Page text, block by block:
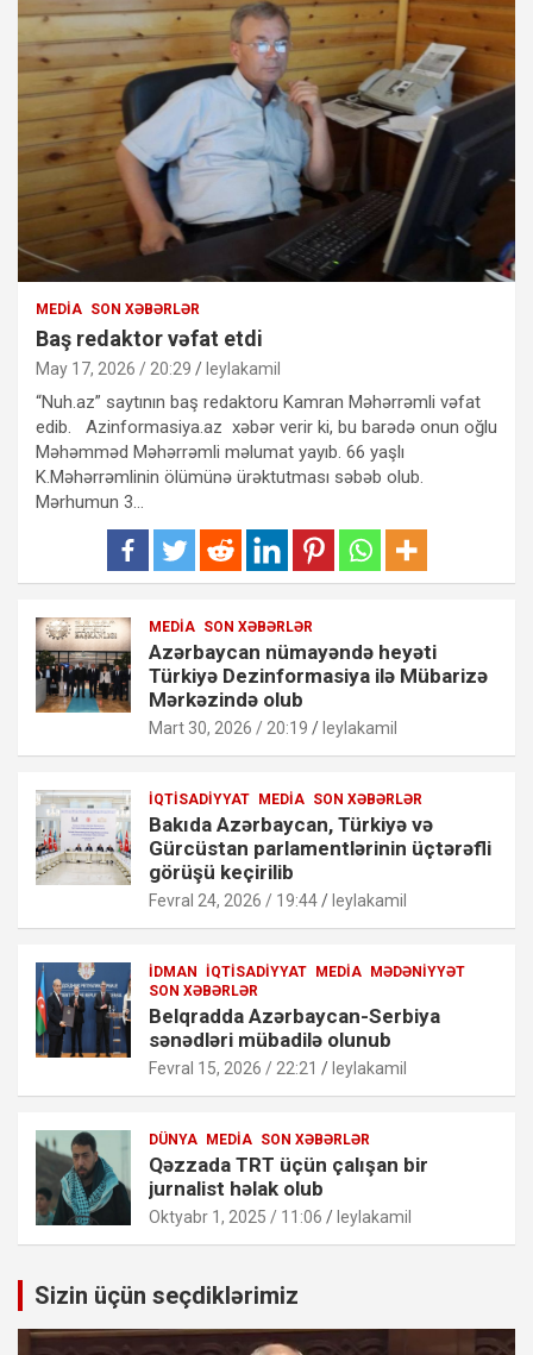
MEDIA SON XƏBƏRLƏR
Baş redaktor vəfat etdi
May 17, 2026 / 20:29 leylakamil
“Nuh.az” saytının baş redaktoru Kamran Məhərrəmli vəfat
edib. Azinformasiya.az xəbər verir ki, bu barədə onun oğlu
Məhəmməd Məhərrəmli məlumat yayıb. 66 yaşlı
K.Məhərrəmlinin ölümünə ürəktutması səbəb olub.
Mərhumun 3…
MEDIA SON XƏBƏRLƏR
Azərbaycan nümayəndə heyəti
Türkiyə Dezinformasiya ilə Mübarizə
Mərkəzində olub
Mart 30, 2026 / 20:19 leylakamil
İQTISADIYYAT MEDIA SON XƏBƏRLƏR
Bakıda Azərbaycan, Türkiyə və
Gürcüstan parlamentlərinin üçtərəfli
görüşü keçirilib
Fevral 24, 2026 / 19:44 leylakamil
İDMAN İQTISADIYYAT MEDIA MƏDƏNIYYƏT
SON XƏBƏRLƏR
Belqradda Azərbaycan-Serbiya
sənədləri mübadilə olunub
Fevral 15, 2026 / 22:21 leylakamil
DÜNYA MEDIA SON XƏBƏRLƏR
Qəzzada TRT üçün çalışan bir
jurnalist həlak olub
Oktyabr 1, 2025 / 11:06 leylakamil
Sizin üçün seçdiklərimiz